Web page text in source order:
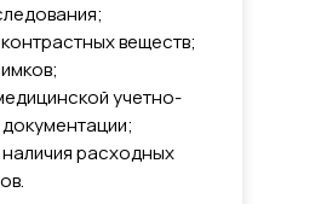
веществ;
учетно-
расходных